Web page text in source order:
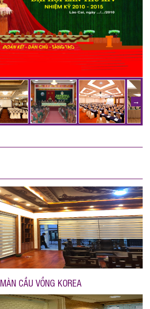
MÀN CẦU VỒNG KOREA